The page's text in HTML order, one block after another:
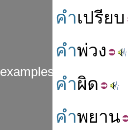
examples
คำเปรียบ
คำพ่วง
คำผิด
คำพยาน